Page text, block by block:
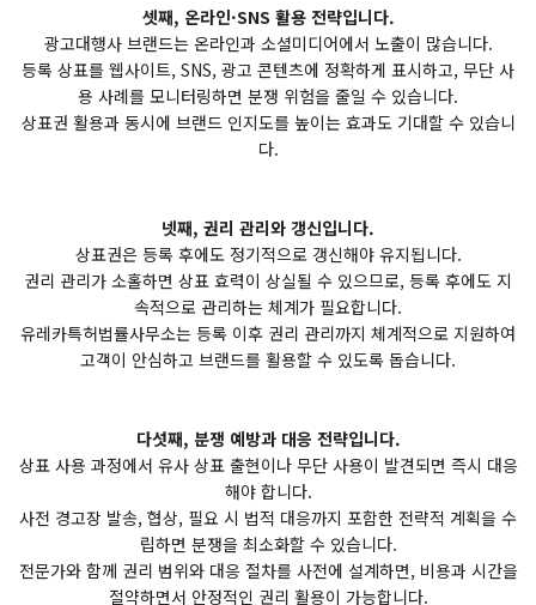
셋째, 온라인·SNS 활용 전략입니다.
광고대행사 브랜드는 온라인과 소셜미디어에서 노출이 많습니다.
등록 상표를 웹사이트, SNS, 광고 콘텐츠에 정확하게 표시하고, 무단 사
용 사례를 모니터링하면 분쟁 위험을 줄일 수 있습니다.
상표권 활용과 동시에 브랜드 인지도를 높이는 효과도 기대할 수 있습니
다.
넷째, 권리 관리와 갱신입니다.
상표권은 등록 후에도 정기적으로 갱신해야 유지됩니다.
권리 관리가 소홀하면 상표 효력이 상실될 수 있으므로, 등록 후에도 지
속적으로 관리하는 체계가 필요합니다.
유레카특허법률사무소는 등록 이후 권리 관리까지 체계적으로 지원하여
고객이 안심하고 브랜드를 활용할 수 있도록 돕습니다.
다섯째, 분쟁 예방과 대응 전략입니다.
상표 사용 과정에서 유사 상표 출현이나 무단 사용이 발견되면 즉시 대응
해야 합니다.
사전 경고장 발송, 협상, 필요 시 법적 대응까지 포함한 전략적 계획을 수
립하면 분쟁을 최소화할 수 있습니다.
전문가와 함께 권리 범위와 대응 절차를 사전에 설계하면, 비용과 시간을
절약하면서 안정적인 권리 활용이 가능합니다.